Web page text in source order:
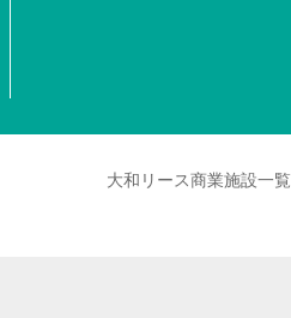
大和リース商業施設一覧